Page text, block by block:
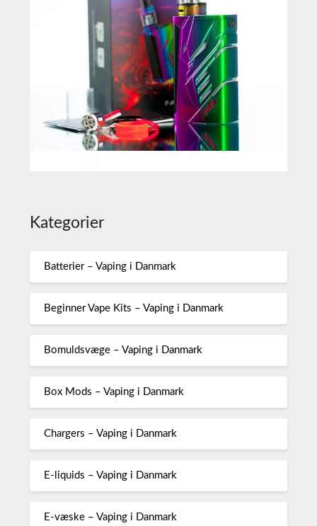
Kategorier
Batterier – Vaping i Danmark
Beginner Vape Kits – Vaping i Danmark
Bomuldsvæge – Vaping i Danmark
Box Mods – Vaping i Danmark
Chargers – Vaping i Danmark
E-liquids – Vaping i Danmark
E-væske – Vaping i Danmark